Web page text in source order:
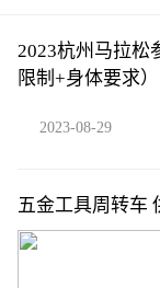
2023杭州马拉松
限制+身体要求）
2023-08-29
五金工具周转车